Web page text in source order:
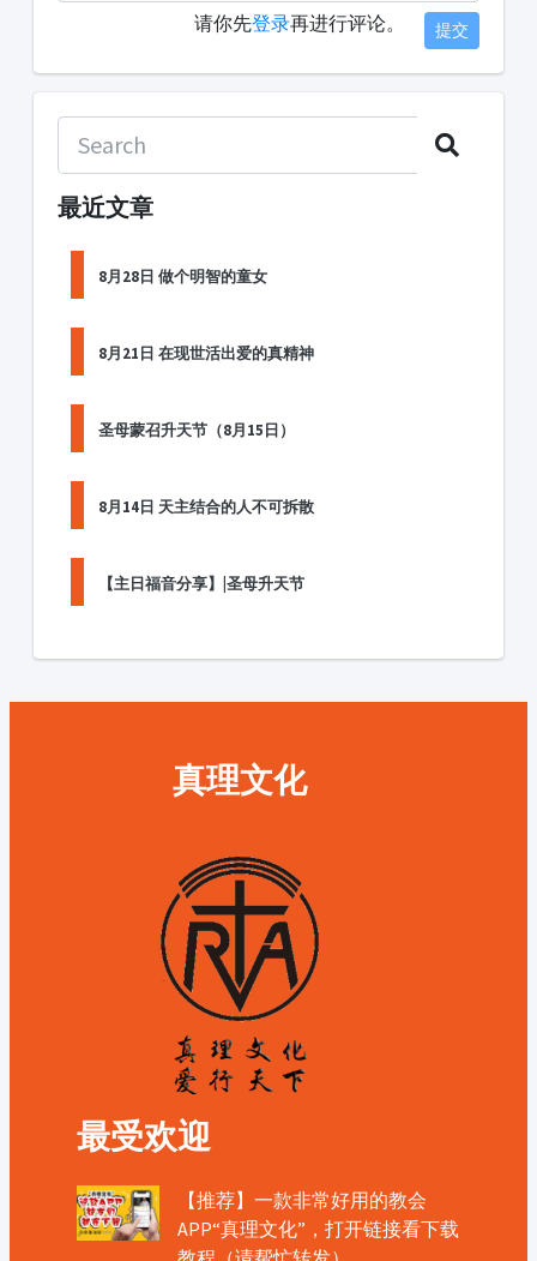
请你先登录再进行评论。 提交
最近文章
8月28日 做个明智的童女
8月21日 在现世活出爱的真精神
圣母蒙召升天节（8月15日）
8月14日 天主结合的人不可拆散
【主日福音分享】|圣母升天节
真理文化
最受欢迎
【推荐】一款非常好用的教会
APP“真理文化”，打开链接看下载